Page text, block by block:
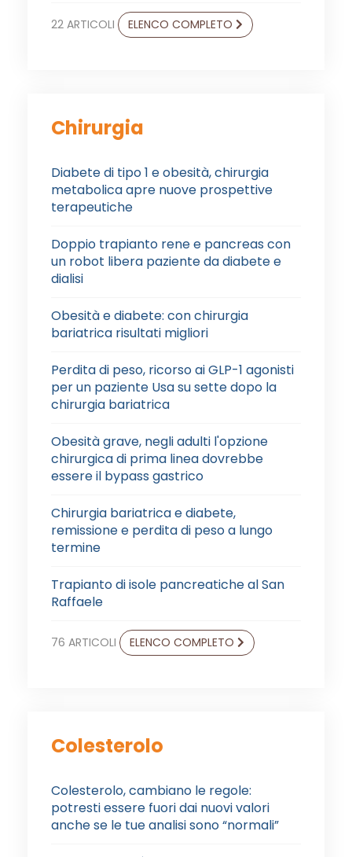
22 ARTICOLI ELENCO COMPLETO
Chirurgia
Diabete di tipo 1 e obesità, chirurgia
metabolica apre nuove prospettive
terapeutiche
Doppio trapianto rene e pancreas con
un robot libera paziente da diabete e
dialisi
Obesità e diabete: con chirurgia
bariatrica risultati migliori
Perdita di peso, ricorso ai GLP-1 agonisti
per un paziente Usa su sette dopo la
chirurgia bariatrica
Obesità grave, negli adulti l'opzione
chirurgica di prima linea dovrebbe
essere il bypass gastrico
Chirurgia bariatrica e diabete,
remissione e perdita di peso a lungo
termine
Trapianto di isole pancreatiche al San
Raffaele
76 ARTICOLI ELENCO COMPLETO
Colesterolo
Colesterolo, cambiano le regole:
potresti essere fuori dai nuovi valori
anche se le tue analisi sono “normali”